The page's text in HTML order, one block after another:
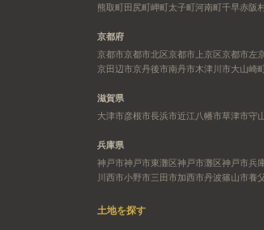
熊取町田尻町岬町太子町河南町千早赤阪
京都府
京都市京都市北区京都市上京区京都市左
京田辺市京丹後市南丹市木津川市大山崎
滋賀県
大津市彦根市長浜市近江八幡市草津市守
兵庫県
神戸市神戸市東灘区神戸市灘区神戸市兵
川西市小野市三田市加西市丹波篠山市養
土地を探す